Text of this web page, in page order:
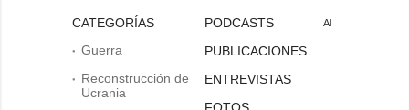
CATEGORÍAS
Guerra
Reconstrucción de
Ucrania
PODCASTS
PUBLICACIONES
ENTREVISTAS
Al